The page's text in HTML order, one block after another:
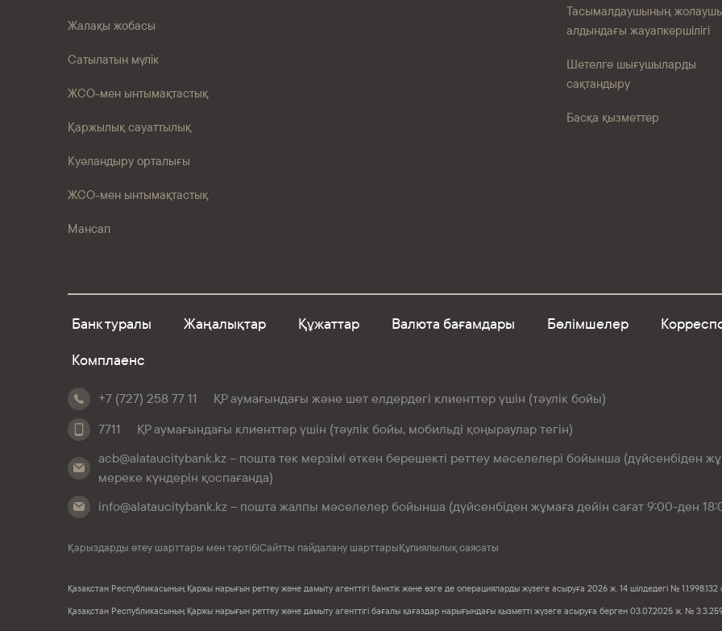
Жалақы жобасы
Сатылатын мүлік
ЖСО-мен ынтымақтастық
Қаржылық сауаттылық
Куәландыру орталығы
ЖСО-мен ынтымақтастық
Мансап
Тасымалдаушының
алдындағы жауапкершілігі
Шетелге шығушыларды
сақтандыру
Басқа қызметтер
Банк туралы Жаңалықтар Құжаттар Валюта бағамдары Бөлімшелер
Комплаенс
+7 (727) 258 77 11
ҚР аумағындағы және шет елдердегі клиенттер үшін (тәулік бойы)
7711
ҚР аумағындағы клиенттер үшін (тәулік бойы, мобильді қоңыраулар тегін)
acb@alataucitybank.kz – пошта тек мерзімі өткен берешекті реттеу мәселелері бойынша (дүйсенбіден
мереке күндерін қоспағанда)
info@alataucitybank.kz – пошта жалпы мәселелер бойынша (дүйсенбіден жұмаға дейін сағат 9:00-ден
Қарыздарды өтеу шарттары мен тәртібіСайтты пайдалану шарттарыҚұпиялылық саясаты
Қазақстан Республикасының Қаржы нарығын реттеу және дамыту агенттігі банктік және өзге де операцияларды жүзеге асыруға 2026 ж. 14 шілдедегі №
Қазақстан Республикасының Қаржы нарығын реттеу және дамыту агенттігі бағалы қағаздар нарығындағы қызметті жүзеге асыруға берген 03.07.2025 ж. №